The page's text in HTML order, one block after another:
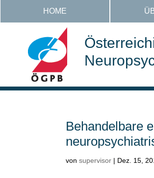
HOME
Behandelbare
vonsupervisor | Dez. 15,